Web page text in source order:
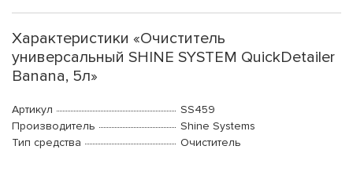
Характеристики «Очиститель
универсальный SHINE SYSTEM QuickDetailer
Banana, 5л»
Артикул
SS459
Производитель
Shine Systems
Тип средства
Очиститель